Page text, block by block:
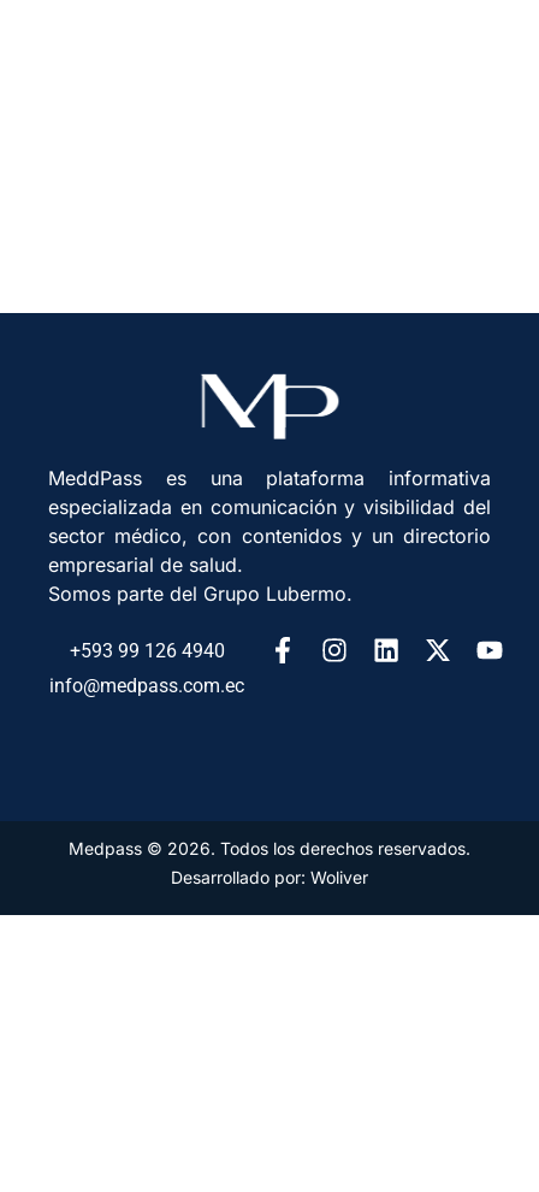
MeddPass es una plataforma informativa
especializada en comunicación y visibilidad del
sector médico, con contenidos y un directorio
empresarial de salud.
Somos parte del Grupo Lubermo.
+593 99 126 4940
info@medpass.com.ec
Medpass © 2026. Todos los derechos reservados.
Desarrollado por: Woliver